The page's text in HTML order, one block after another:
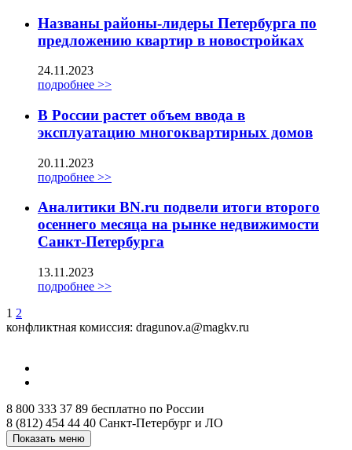
Названы районы-лидеры Петербурга по
предложению квартир в новостройках
24.11.2023
подробнее >>
В России растет объем ввода в
эксплуатацию многоквартирных домов
20.11.2023
подробнее >>
Аналитики BN.ru подвели итоги второго
осеннего месяца на рынке недвижимости
Санкт-Петербурга
13.11.2023
подробнее >>
1 2
конфликтная комиссия: dragunov.a@magkv.ru
8 800 333 37 89 бесплатно по России
8 (812) 454 44 40 Санкт-Петербург и ЛО
Показать меню